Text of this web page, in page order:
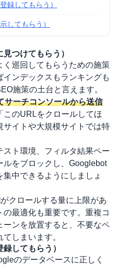
録してもらう）
してもらう）
つけてもらう）
く巡回してもらうための施策
ンデックスもランキングも
施策の土台と言えます。
サーチコンソールから送信
このURLをクロールしてほ
サイトや大規模サイトでは特
ト環境、フィルタ結果ペー
ルをブロックし、Googlebot
中できるようにしましょ
クロールする量に上限があ
の最適化も重要です。重複コ
ーンを放置すると、不要なペ
しまいます。
してもらう）
のデータベースに正しく